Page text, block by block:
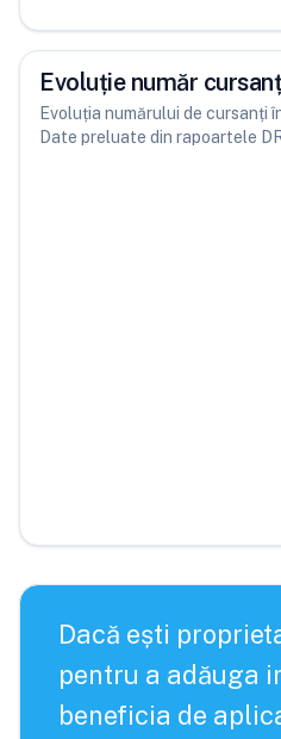
Evoluție număr
Evoluția numărului de
Date preluate din rapoartele
Dacă ești
pentru a adăuga
beneficia de